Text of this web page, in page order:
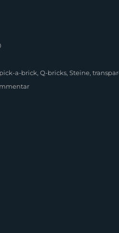
pick-a-brick,Q-bricks,Steine,
zu